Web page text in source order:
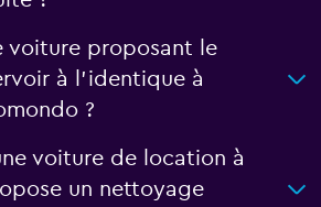
voiture proposant le
à l’identique à
?
voiture de location à
un nettoyage